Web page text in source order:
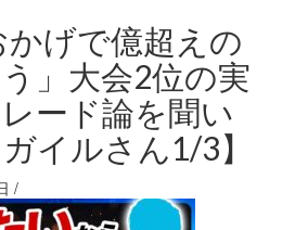
かげで億超えの
」大会2位の実
ード論を聞い
イルさん1/3】
/